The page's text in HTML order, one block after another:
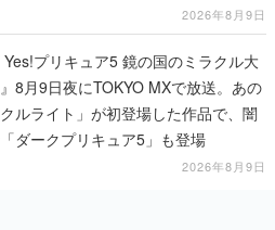
2026年8月9日
Yes!プリキュア5 鏡の国のミラクル大
8月9日夜にTOKYO MXで放送。あの
クルライト」が初登場した作品で、闇
ダークプリキュア5」も登場
2026年8月9日